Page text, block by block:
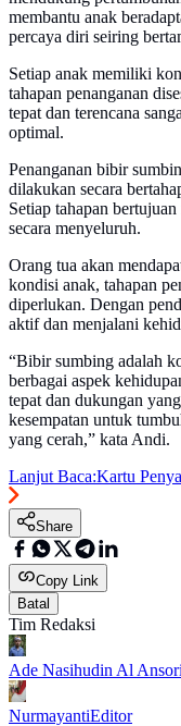
membantu anak
percaya diri seiring
Setiap anak memiliki
tahapan penanganan
tepat dan terencana
optimal.
Penanganan bibir
dilakukan secara
Setiap tahapan
secara menyeluruh.
Orang tua akan
kondisi anak, tahapan
diperlukan. Dengan
aktif dan menjalani
“Bibir sumbing adalah
berbagai aspek
tepat dan dukungan
kesempatan untuk
yang cerah,” kata Andi.
Lanjut Baca:Kartu
Share
Copy Link
Batal
Tim Redaksi
Ade Nasihudin Al Ansori
NurmayantiEditor